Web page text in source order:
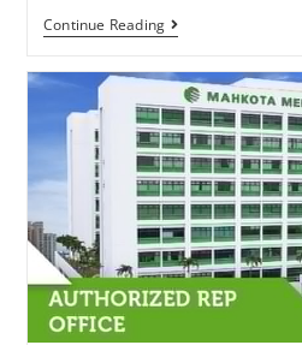
Continue Reading